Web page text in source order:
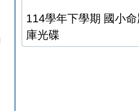
114學年下學期 國小
庫光碟